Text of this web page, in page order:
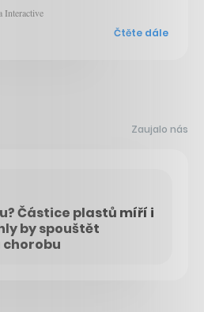
Interactive
Čtěte dále
Zaujalo nás
Částice plastů míří i
by spouštět